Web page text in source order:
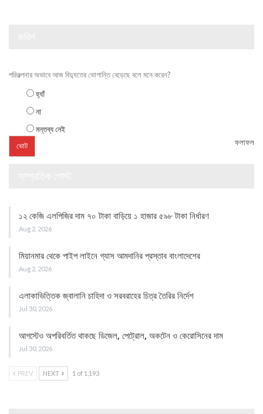
পরিকল্পনার অভাবে আজ বিদ্যুতের ভোগান্তি বেড়েছে বলে মনে করেন?
হ্যাঁ
না
মন্তব্য নেই
ফলাফল
১২ কেজি এলপিজির দাম ৭০ টাকা বাড়িয়ে ১ হাজার ৫৯৮ টাকা নির্ধারণ
Aug 2, 2026
মিয়ানমার থেকে পাইপ লাইনে গ্যাস আমদানির প্রস্তাব বাংলাদেশের
Aug 2, 2026
এলাকাভিত্তিক জ্বালানি চাহিদা ও সরবরাহের চিত্র তৈরির নির্দেশ
Jul 30, 2026
আগস্টেও অপরিবর্তিত থাকছে ডিজেল, পেট্রোল, অকটেন ও কেরোসিনের দাম
Jul 30, 2026
PREV NEXT 1 of 1,193